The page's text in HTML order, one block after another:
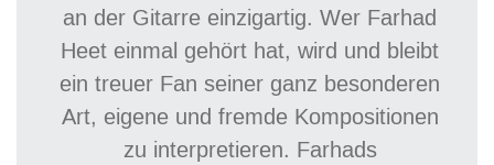
an der Gitarre einzigartig. Wer Farhad
Heet einmal gehört hat, wird und bleibt
ein treuer Fan seiner ganz besonderen
Art, eigene und fremde Kompositionen
zu interpretieren. Farhads